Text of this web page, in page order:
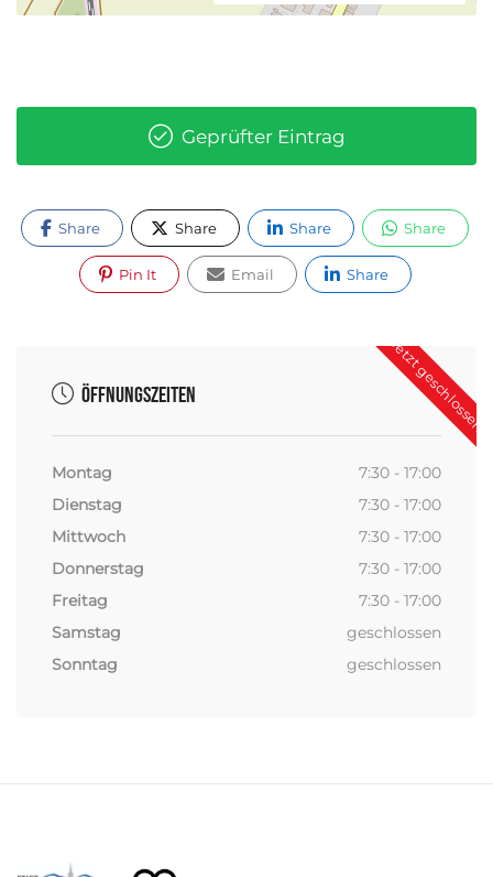
Geprüfter Eintrag
Share Share Share Share
Pin It Email Share
Jetzt geschlossen
Öffnungszeiten
Montag
7:30 - 17:00
Dienstag
7:30 - 17:00
Mittwoch
7:30 - 17:00
Donnerstag
7:30 - 17:00
Freitag
7:30 - 17:00
Samstag
geschlossen
Sonntag
geschlossen